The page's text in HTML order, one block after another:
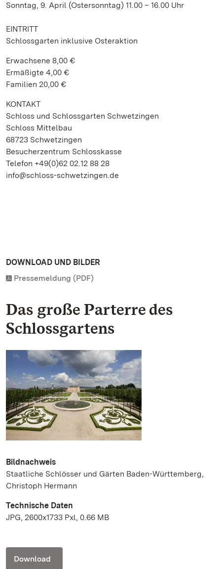
Sonntag, 9. April (Ostersonntag) 11.00 – 16.00 Uhr
EINTRITT
Schlossgarten inklusive Osteraktion
Erwachsene 8,00 €
Ermäßigte 4,00 €
Familien 20,00 €
KONTAKT
Schloss und Schlossgarten Schwetzingen
Schloss Mittelbau
68723 Schwetzingen
Besucherzentrum Schlosskasse
Telefon +49(0)62 02.12 88 28
info@schloss-schwetzingen.de
DOWNLOAD UND BILDER
Pressemeldung (PDF)
Das große Parterre des
Schlossgartens
Bildnachweis
Staatliche Schlösser und Gärten Baden-Württemberg,
Christoph Hermann
Technische Daten
JPG, 2600x1733 Pxl, 0.66 MB
Download